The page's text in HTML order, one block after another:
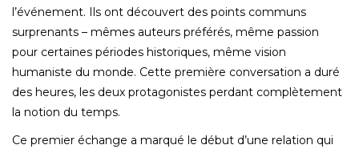
l’événement. Ils ont découvert des points communs
surprenants – mêmes auteurs préférés, même passion
pour certaines périodes historiques, même vision
humaniste du monde. Cette première conversation a duré
des heures, les deux protagonistes perdant complètement
la notion du temps.
Ce premier échange a marqué le début d’une relation qui